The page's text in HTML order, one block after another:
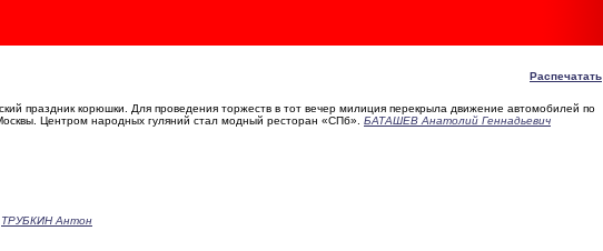
Распечатать
праздник корюшки. Для проведения торжеств в тот вечер милиция перекрыла движение автомобилей по
Центром народных гуляний стал модный ресторан «СПб». БАТАШЕВ Анатолий Геннадьевич
ТРУБКИН Антон